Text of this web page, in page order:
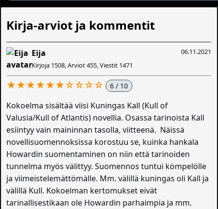
Kirja-arviot ja kommentit
06.11.2021
Eija
Kirjoja 1508, Arviot 455, Viestit 1471
★★★★★★☆☆☆☆ 6 / 10
Kokoelma sisältää viisi Kuningas Kall (Kull of
Valusia/Kull of Atlantis) novellia. Osassa tarinoista Kall
esiintyy vain maininnan tasolla, viitteenä. Näissä
novellisuomennoksissa korostuu se, kuinka hankala
Howardin suomentaminen on niin että tarinoiden
tunnelma myös välittyy. Suomennos tuntui kömpelölle
ja viimeistelemättömälle. Mm. välillä kuningas oli Kall ja
välillä Kull. Kokoelman kertomukset eivät
tarinallisestikaan ole Howardin parhaimpia ja mm.